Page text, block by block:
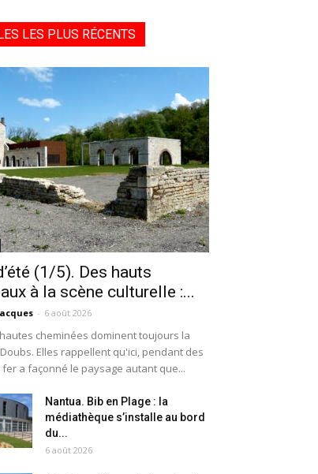
LES PLUS RÉCENTS
(1/5). Des hauts
à la scène culturelle :...
- 6 août 2026
cheminées dominent toujours la
Elles rappellent qu'ici, pendant des
fer a façonné le paysage autant que...
Nantua. Bib en Plage : la
médiathèque s’installe au bord
du...
6 août 2026